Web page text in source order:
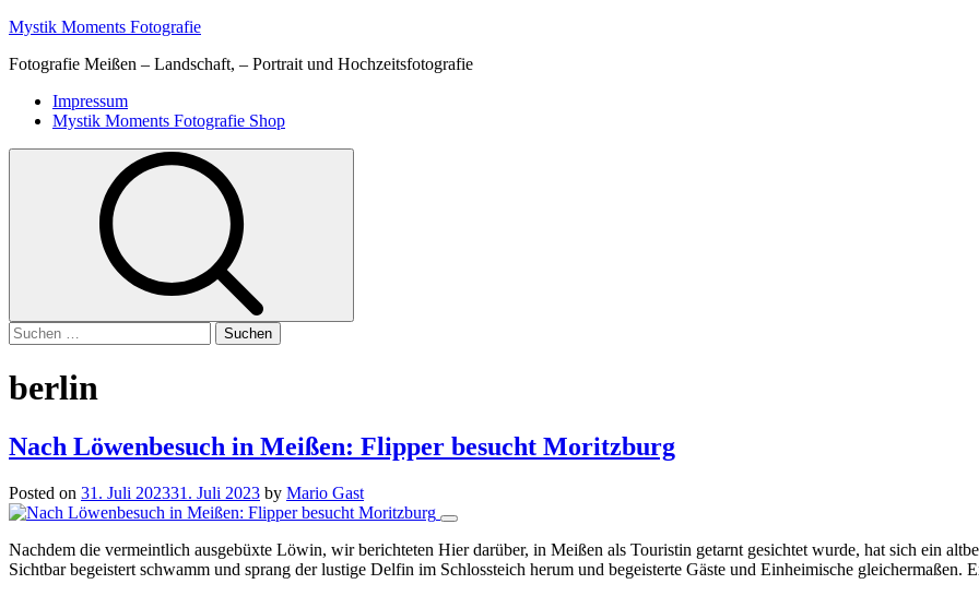
Skip
content
Mystik Moments Fotografie
Fotografie Meißen – Landschaft, – Portrait und Hochzeitsfotografie
Primary
Menu
Impressum
Mystik Moments Fotografie Shop
Suchen
nach:
berlin
Nach Löwenbesuch in Meißen: Flipper besucht Moritzburg
Posted on 31. Juli 202331. Juli 2023 by Mario Gast
Nachdem die vermeintlich ausgebüxte Löwin, wir berichteten Hier darüber, in Meißen als Touristin getarnt gesichtet wurde, hat sich ein
Sichtbar begeistert schwamm und sprang der lustige Delfin im Schlossteich herum und begeisterte Gäste und Einheimische gleichermaßen.